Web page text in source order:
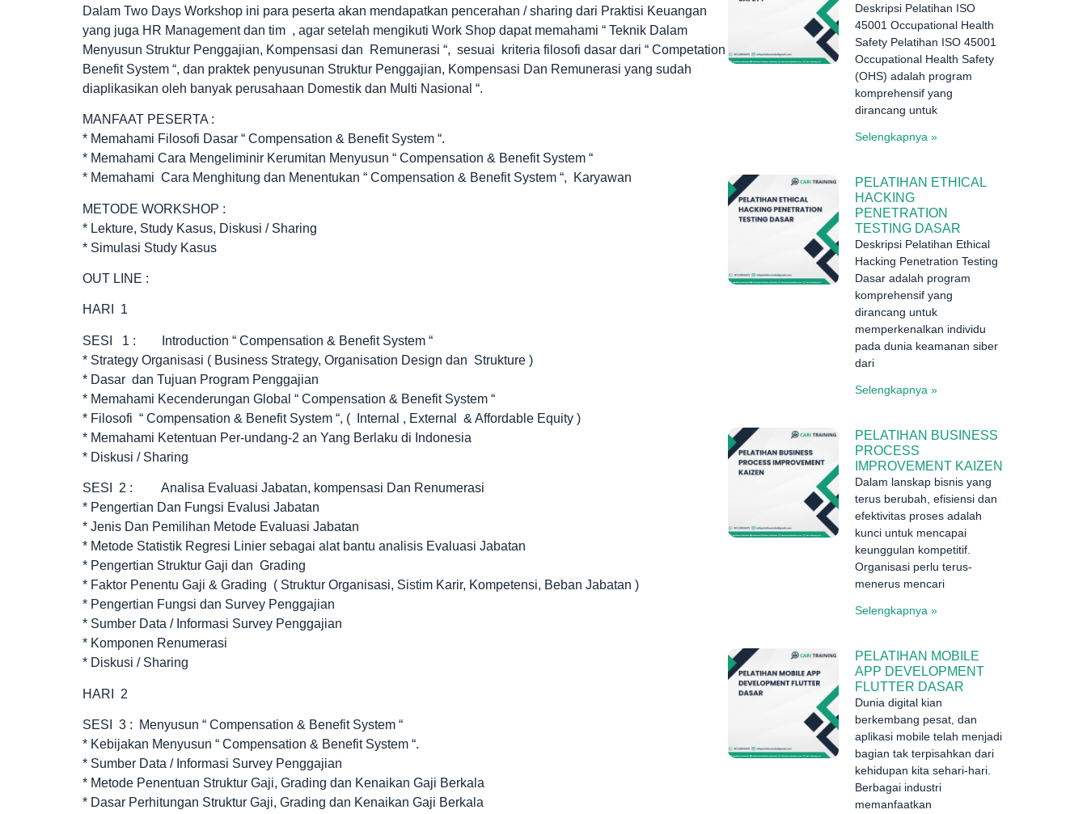
Dalam Two Days Workshop ini para peserta akan mendapatkan pencerahan / sharing dari Praktisi Keuangan
yang juga HR Management dan tim , agar setelah mengikuti Work Shop dapat memahami “ Teknik Dalam
Menyusun Struktur Penggajian, Kompensasi dan Remunerasi “, sesuai kriteria filosofi dasar dari “ Competation
Benefit System “, dan praktek penyusunan Struktur Penggajian, Kompensasi Dan Remunerasi yang sudah
diaplikasikan oleh banyak perusahaan Domestik dan Multi Nasional “.
MANFAAT PESERTA :
* Memahami Filosofi Dasar “ Compensation & Benefit System “.
* Memahami Cara Mengeliminir Kerumitan Menyusun “ Compensation & Benefit System “
* Memahami Cara Menghitung dan Menentukan “ Compensation & Benefit System “, Karyawan
METODE WORKSHOP :
* Lekture, Study Kasus, Diskusi / Sharing
* Simulasi Study Kasus
OUT LINE :
HARI 1
SESI 1 : Introduction “ Compensation & Benefit System “
* Strategy Organisasi ( Business Strategy, Organisation Design dan Strukture )
* Dasar dan Tujuan Program Penggajian
* Memahami Kecenderungan Global “ Compensation & Benefit System “
* Filosofi “ Compensation & Benefit System “, ( Internal , External & Affordable Equity )
* Memahami Ketentuan Per-undang-2 an Yang Berlaku di Indonesia
* Diskusi / Sharing
SESI 2 : Analisa Evaluasi Jabatan, kompensasi Dan Renumerasi
* Pengertian Dan Fungsi Evalusi Jabatan
* Jenis Dan Pemilihan Metode Evaluasi Jabatan
* Metode Statistik Regresi Linier sebagai alat bantu analisis Evaluasi Jabatan
* Pengertian Struktur Gaji dan Grading
* Faktor Penentu Gaji & Grading ( Struktur Organisasi, Sistim Karir, Kompetensi, Beban Jabatan )
* Pengertian Fungsi dan Survey Penggajian
* Sumber Data / Informasi Survey Penggajian
* Komponen Renumerasi
* Diskusi / Sharing
HARI 2
SESI 3 : Menyusun “ Compensation & Benefit System “
* Kebijakan Menyusun “ Compensation & Benefit System “.
* Sumber Data / Informasi Survey Penggajian
* Metode Penentuan Struktur Gaji, Grading dan Kenaikan Gaji Berkala
* Dasar Perhitungan Struktur Gaji, Grading dan Kenaikan Gaji Berkala
Deskripsi Pelatihan ISO
45001 Occupational Health
Safety Pelatihan ISO 45001
Occupational Health Safety
(OHS) adalah program
komprehensif yang
dirancang untuk
Selengkapnya »
PELATIHAN ETHICAL
HACKING
PENETRATION
TESTING DASAR
Deskripsi Pelatihan Ethical
Hacking Penetration Testing
Dasar adalah program
komprehensif yang
dirancang untuk
memperkenalkan individu
pada dunia keamanan siber
dari
Selengkapnya »
PELATIHAN BUSINESS
PROCESS
IMPROVEMENT KAIZEN
Dalam lanskap bisnis yang
terus berubah, efisiensi dan
efektivitas proses adalah
kunci untuk mencapai
keunggulan kompetitif.
Organisasi perlu terus-
menerus mencari
Selengkapnya »
PELATIHAN MOBILE
APP DEVELOPMENT
FLUTTER DASAR
Dunia digital kian
berkembang pesat, dan
aplikasi mobile telah menjadi
bagian tak terpisahkan dari
kehidupan kita sehari-hari.
Berbagai industri
memanfaatkan